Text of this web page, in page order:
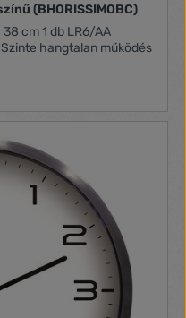
(BHORISSIMOBC)
hangtalan működés